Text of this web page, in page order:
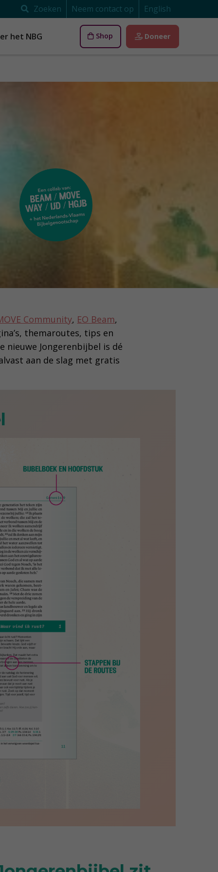
Zoeken Neem contact op English
het NBG Shop Doneer
Community, EO Beam,
themaroutes, tips en
nieuwe Jongerenbijbel is dé
aan de slag met gratis